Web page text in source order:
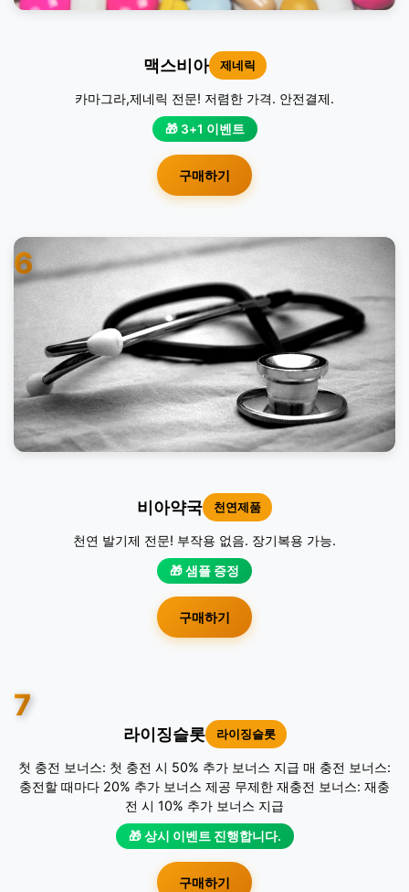
맥스비아 제네릭
카마그라,제네릭 전문! 저렴한 가격. 안전결제.
🎁 3+1 이벤트
구매하기
6
비아약국 천연제품
천연 발기제 전문! 부작용 없음. 장기복용 가능.
🎁 샘플 증정
구매하기
7
라이징슬롯 라이징슬롯
첫 충전 보너스: 첫 충전 시 50% 추가 보너스 지급 매 충전 보너스:
충전할 때마다 20% 추가 보너스 제공 무제한 재충전 보너스: 재충
전 시 10% 추가 보너스 지급
🎁 상시 이벤트 진행합니다.
구매하기